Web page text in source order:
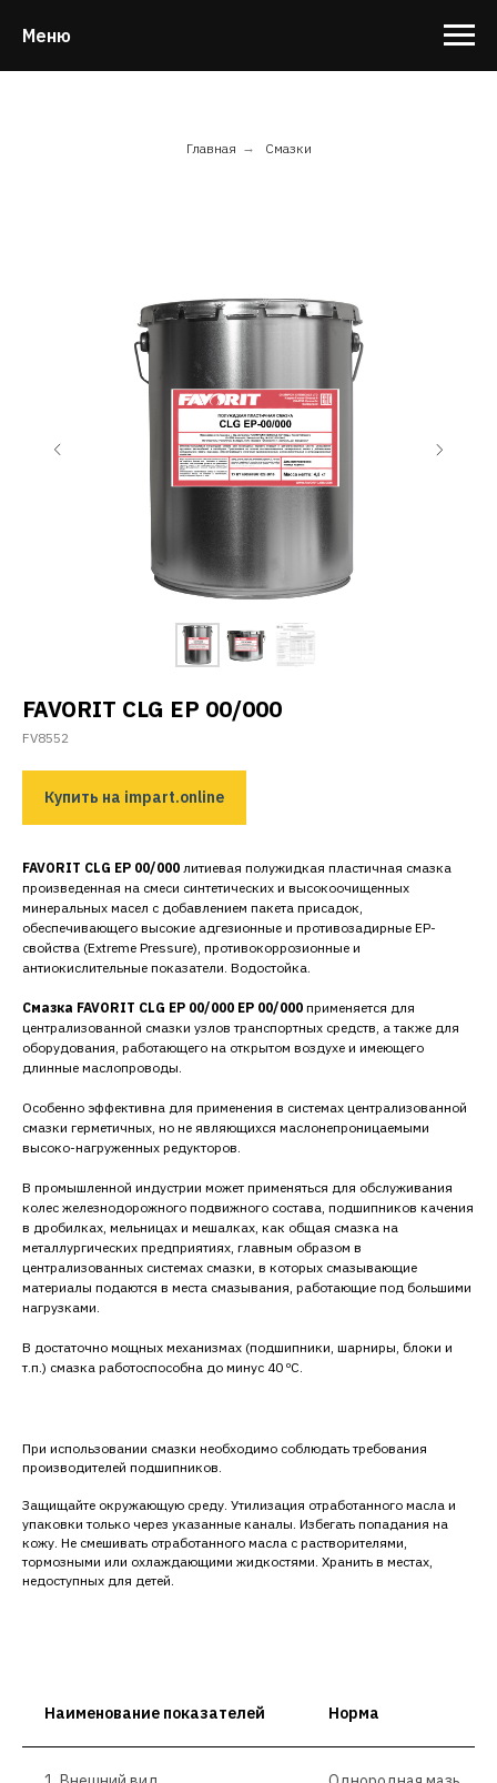
Меню
Главная → Смазки
FAVORIT CLG EP 00/000
FV8552
Купить на impart.online
FAVORIT CLG EP 00/000 литиевая полужидкая пластичная смазка
произведенная на смеси синтетических и высокоочищенных
минеральных масел с добавлением пакета присадок,
обеспечивающего высокие адгезионные и противозадирные ЕР-
свойства (Extreme Pressure), противокоррозионные и
антиокислительные показатели. Водостойка.
Смазка FAVORIT CLG EP 00/000 EP 00/000 применяется для
централизованной смазки узлов транспортных средств, а также для
оборудования, работающего на открытом воздухе и имеющего
длинные маслопроводы.
Особенно эффективна для применения в системах централизованной
смазки герметичных, но не являющихся маслонепроницаемыми
высоко-нагруженных редукторов.
В промышленной индустрии может применяться для обслуживания
колес железнодорожного подвижного состава, подшипников качения
в дробилках, мельницах и мешалках, как общая смазка на
металлургических предприятиях, главным образом в
централизованных системах смазки, в которых смазывающие
материалы подаются в места смазывания, работающие под большими
нагрузками.
В достаточно мощных механизмах (подшипники, шарниры, блоки и
т.п.) смазка работоспособна до минус 40 ºС.
При использовании смазки необходимо соблюдать требования
производителей подшипников.
Защищайте окружающую среду. Утилизация отработанного масла и
упаковки только через указанные каналы. Избегать попадания на
кожу. Не смешивать отработанного масла с растворителями,
тормозными или охлаждающими жидкостями. Хранить в местах,
недоступных для детей.
Наименование показателей Норма